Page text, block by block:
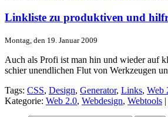
Linkliste zu produktiven und
Montag, den 19. Januar 2009
Auch als Profi ist man hin und wieder auf
schier unendlichen Flut von Werkzeugen
Tags: CSS, Design, Generator, Links, Web
Kategorie: Web 2.0, Webdesign, Webtools |